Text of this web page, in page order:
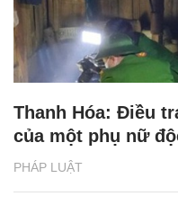
PHÁP LUẬT
Thanh Hóa: Điều
của một phụ nữ